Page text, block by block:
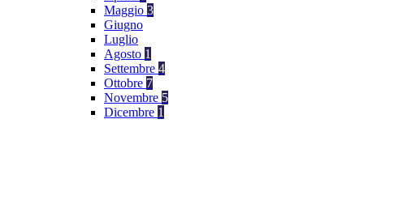
Maggio 3
Giugno
Luglio
Agosto 1
Settembre 4
Ottobre 7
Novembre 5
Dicembre 1